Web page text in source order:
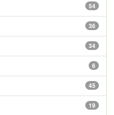
54
36
34
6
45
19